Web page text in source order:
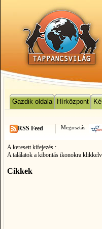
Gazdik oldala Hírközpont
Megosztás:
RSS Feed
A keresett kifejezés : .
A találatok a kibontás ikonokra
Cikkek